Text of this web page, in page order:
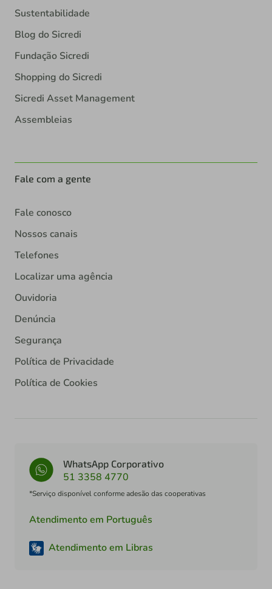
Sustentabilidade
Blog do Sicredi
Fundação Sicredi
Shopping do Sicredi
Sicredi Asset Management
Assembleias
Fale com a gente
Fale conosco
Nossos canais
Telefones
Localizar uma agência
Ouvidoria
Denúncia
Segurança
Política de Privacidade
Política de Cookies
WhatsApp Corporativo
51 3358 4770
*Serviço disponível conforme adesão das cooperativas
Atendimento em Português
Atendimento em Libras